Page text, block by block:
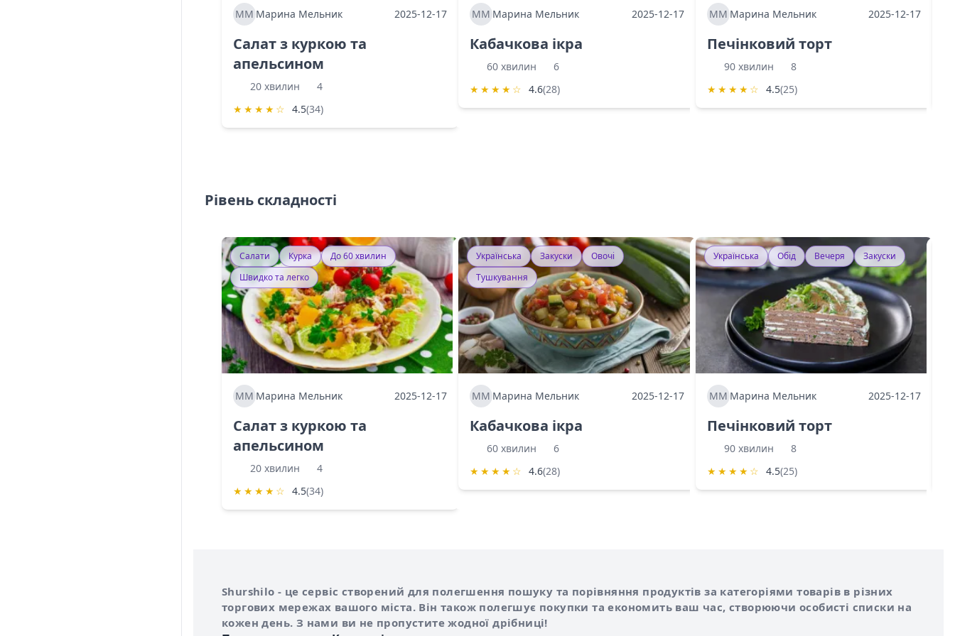
ММ Марина Мельник 2025-12-17
Салат з куркою та
апельсином
20 хвилин
4
★ ★ ★ ★ ☆ 4.5(34)
ММ Марина Мельник 2025-12-17
Кабачкова ікра
60 хвилин
6
★ ★ ★ ★ ☆ 4.6(28)
МММарина Мельник 2025-12-17
Печінковий торт
90 хвилин
8
★ ★ ★ ★ ☆ 4.5(25)
Рівень складності
Салати Курка
До 60 хвилин
Швидко та легко
ММ Марина Мельник 2025-12-17
Салат з куркою та
апельсином
20 хвилин
4
★ ★ ★ ★ ☆ 4.5(34)
Українська Закуски
Овочі
Тушкування
ММ Марина Мельник 2025-12-17
Кабачкова ікра
60 хвилин
6
★ ★ ★ ★ ☆ 4.6(28)
Українська Обід Вечеря Закуски
МММарина Мельник 2025-12-17
Печінковий торт
90 хвилин
8
★ ★ ★ ★ ☆ 4.5(25)
Про сервіс Shurshilo
Shurshilo - це сервіс створений для полегшення пошуку та порівняння продуктів за категоріями товарів в різних
торгових мережах вашого міста. Він також полегшує покупки та економить ваш час, створюючи особисті списки на
кожен день. З нами ви не пропустите жодної дрібниці!